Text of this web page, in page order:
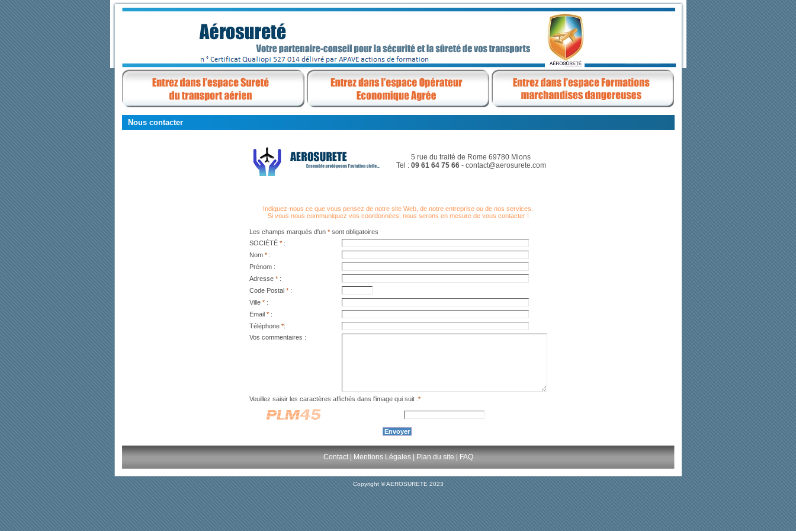
Nous contacter
5 rue du traité de Rome 69780 Mions
Tel : 09 61 64 75 66 - contact@aerosurete.com
Indiquez-nous ce que vous pensez de notre site Web, de notre entreprise ou de nos services.
Si vous nous communiquez vos coordonnées, nous serons en mesure de vous contacter !
Les champs marqués d'un *sont obligatoires
SOCIÉTÉ *:
Nom *:
Prénom :
Adresse *:
Code Postal *:
Ville *:
Email *:
Téléphone *:
Vos commentaires :
Veuillez saisir les caractères affichés dans l'image qui suit :*
Contact| Mentions Légales| Plan du site FAQ
Copyright © AEROSURETE 2023